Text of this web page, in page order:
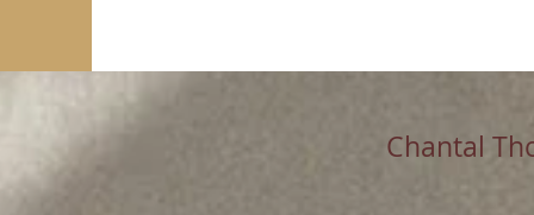
Chantal